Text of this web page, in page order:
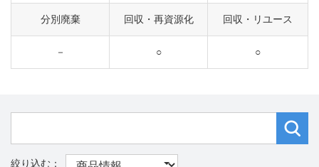
分別廃棄 回収・再資源化 回収・リユース
－ ○ ○